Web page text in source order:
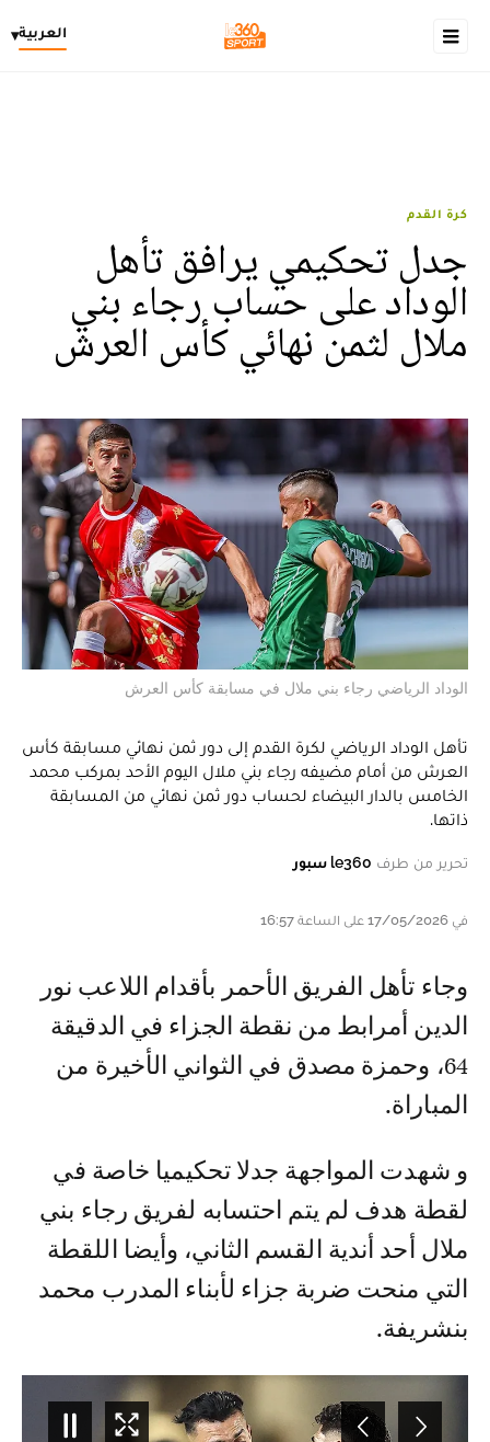
العربية▾
كرة القدم
جدل تحكيمي يرافق تأهل
الوداد على حساب رجاء بني
ملال لثمن نهائي كأس العرش
الوداد الرياضي رجاء بني ملال في مسابقة كأس العرش
تأهل الوداد الرياضي لكرة القدم إلى دور ثمن نهائي مسابقة كأس
العرش من أمام مضيفه رجاء بني ملال اليوم الأحد بمركب محمد
الخامس بالدار البيضاء لحساب دور ثمن نهائي من المسابقة
ذاتها.
تحرير من طرف le360 سبور
في 17/05/2026 على الساعة 16:57
و جاء تأهل الفريق الأحمر بأقدام اللاعب نور
الدين أمرابط من نقطة الجزاء في الدقيقة
64، وحمزة مصدق في الثواني الأخيرة من
المباراة.
و شهدت المواجهة جدلا تحكيميا خاصة في
لقطة هدف لم يتم احتسابه لفريق رجاء بني
ملال أحد أندية القسم الثاني، وأيضا اللقطة
التي منحت ضربة جزاء لأبناء المدرب محمد
بنشريفة.